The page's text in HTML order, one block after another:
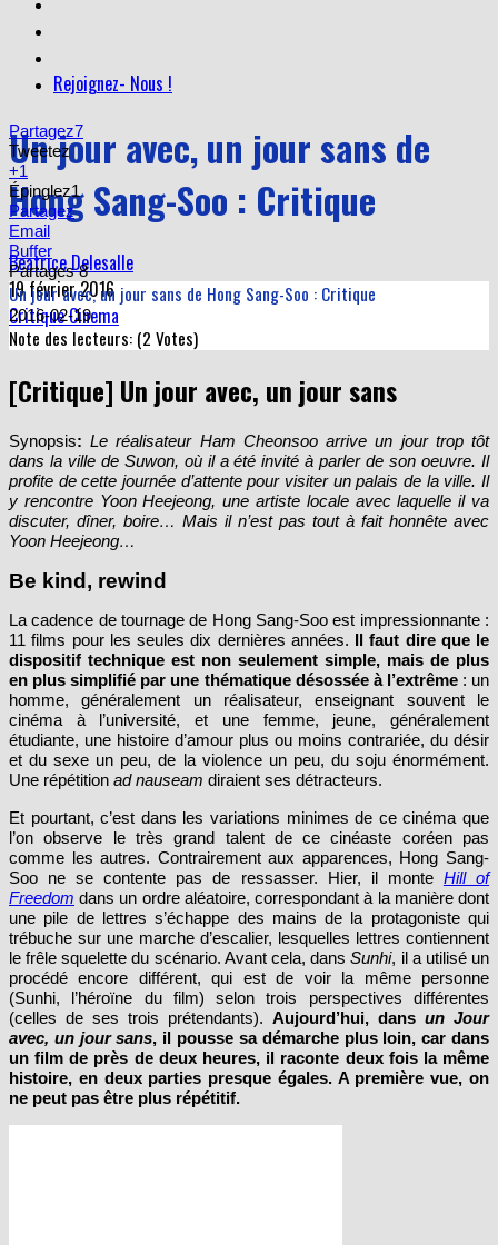
Rejoignez- Nous !
Un jour avec, un jour sans de
Hong Sang-Soo : Critique
Beatrice Delesalle
19 février 2016
Critique Cinema
Partagez7
Tweetez
+1
Épinglez1
Partagez
Email
Buffer
Partages8
Un jour avec, un jour sans de Hong Sang-Soo : Critique
2016-02-19
Note des lecteurs: (2 Votes)
[Critique] Un jour avec, un jour sans
Synopsis:Le réalisateur Ham Cheonsoo arrive un jour trop tôt
dans la ville de Suwon, où il a été invité à parler de son oeuvre. Il
profite de cette journée d’attente pour visiter un palais de la ville. Il
y rencontre Yoon Heejeong, une artiste locale avec laquelle il va
discuter, dîner, boire… Mais il n’est pas tout à fait honnête avec
Yoon Heejeong…
Be kind, rewind
La cadence de tournage de Hong Sang-Soo est impressionnante :
11 films pour les seules dix dernières années. Il faut dire que le
dispositif technique est non seulement simple, mais de plus
en plus simplifié par une thématique désossée à l’extrême: un
homme, généralement un réalisateur, enseignant souvent le
cinéma à l’université, et une femme, jeune, généralement
étudiante, une histoire d’amour plus ou moins contrariée, du désir
et du sexe un peu, de la violence un peu, du soju énormément.
Une répétition ad nauseam diraient ses détracteurs.
Et pourtant, c’est dans les variations minimes de ce cinéma que
l’on observe le très grand talent de ce cinéaste coréen pas
comme les autres. Contrairement aux apparences, Hong Sang-
Soo ne se contente pas de ressasser. Hier, il monte Hill of
Freedom dans un ordre aléatoire, correspondant à la manière dont
une pile de lettres s’échappe des mains de la protagoniste qui
trébuche sur une marche d’escalier, lesquelles lettres contiennent
le frêle squelette du scénario. Avant cela, dansSunhi, il a utilisé un
procédé encore différent, qui est de voir la même personne
(Sunhi, l’héroïne du film) selon trois perspectives différentes
(celles de ses trois prétendants). Aujourd’hui, dans un Jour
avec, un jour sans, il pousse sa démarche plus loin, car dans
un film de près de deux heures, il raconte deux fois la même
histoire, en deux parties presque égales. A première vue, on
ne peut pas être plus répétitif.